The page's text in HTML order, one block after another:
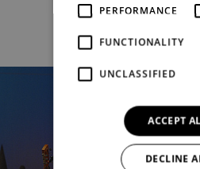
PHOTOS FROM THE
PERFORMANCE
FUNCTIONALITY
UNCLASSIFIED
ACCEPT
DECLINE